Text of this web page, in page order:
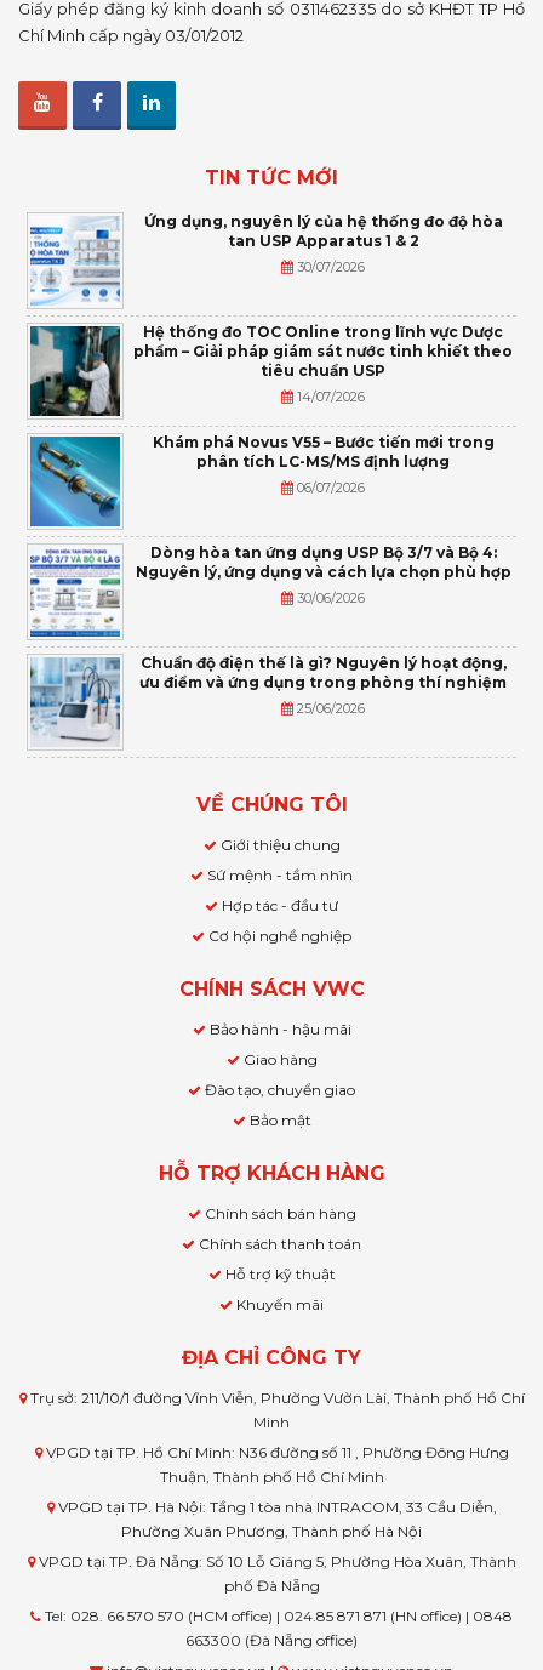
Giấy phép đăng ký kinh doanh số 0311462335 do sở KHĐT TP Hồ
Chí Minh cấp ngày 03/01/2012
TIN TỨC MỚI
Ứng dụng, nguyên lý của hệ thống đo độ hòa
tan USP Apparatus 1 & 2
30/07/2026
Hệ thống đo TOC Online trong lĩnh vực Dược
phẩm – Giải pháp giám sát nước tinh khiết theo
tiêu chuẩn USP
14/07/2026
Khám phá Novus V55 – Bước tiến mới trong
phân tích LC-MS/MS định lượng
06/07/2026
Dòng hòa tan ứng dụng USP Bộ 3/7 và Bộ 4:
Nguyên lý, ứng dụng và cách lựa chọn phù hợp
30/06/2026
Chuẩn độ điện thế là gì? Nguyên lý hoạt động,
ưu điểm và ứng dụng trong phòng thí nghiệm
25/06/2026
VỀ CHÚNG TÔI
Giới thiệu chung
Sứ mệnh - tầm nhìn
Hợp tác - đầu tư
Cơ hội nghề nghiệp
CHÍNH SÁCH VWC
Bảo hành - hậu mãi
Giao hàng
Đào tạo, chuyển giao
Bảo mật
HỖ TRỢ KHÁCH HÀNG
Chính sách bán hàng
Chính sách thanh toán
Hỗ trợ kỹ thuật
Khuyến mãi
ĐỊA CHỈ CÔNG TY
Trụ sở: 211/10/1 đường Vĩnh Viễn, Phường Vườn Lài, Thành phố Hồ Chí
Minh
VPGD tại TP. Hồ Chí Minh: N36 đường số 11 , Phường Đông Hưng
Thuận, Thành phố Hồ Chí Minh
VPGD tại TP. Hà Nội: Tầng 1 tòa nhà INTRACOM, 33 Cầu Diễn,
Phường Xuân Phương, Thành phố Hà Nội
VPGD tại TP. Đà Nẵng: Số 10 Lỗ Giáng 5, Phường Hòa Xuân, Thành
phố Đà Nẵng
Tel: 028. 66 570 570 (HCM office) | 024.85 871 871 (HN office) | 0848
663300 (Đà Nẵng office)